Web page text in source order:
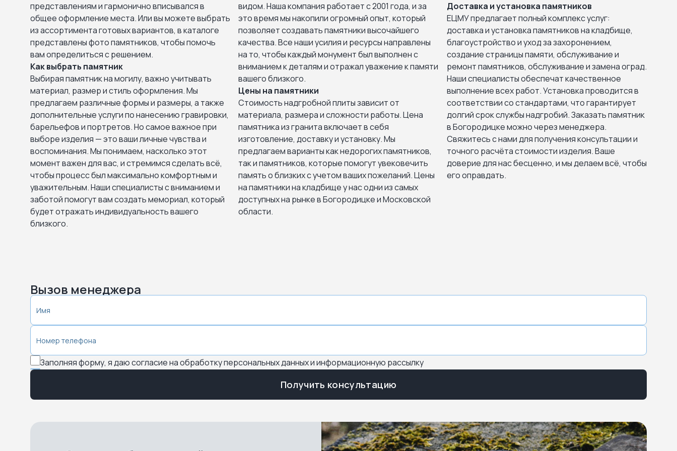
представлениям и гармонично вписывался в
общее оформление места. Или вы можете выбрать
из ассортимента готовых вариантов, в каталоге
представлены фото памятников, чтобы помочь
вам определиться с решением.
Как выбрать памятник
Выбирая памятник на могилу, важно учитывать
материал, размер и стиль оформления. Мы
предлагаем различные формы и размеры, а также
дополнительные услуги по нанесению гравировки,
барельефов и портретов. Но самое важное при
выборе изделия — это ваши личные чувства и
воспоминания. Мы понимаем, насколько этот
момент важен для вас, и стремимся сделать всё,
чтобы процесс был максимально комфортным и
уважительным. Наши специалисты с вниманием и
заботой помогут вам создать мемориал, который
будет отражать индивидуальность вашего
близкого.
видом. Наша компания работает с 2001 года, и за
это время мы накопили огромный опыт, который
позволяет создавать памятники высочайшего
качества. Все наши усилия и ресурсы направлены
на то, чтобы каждый монумент был выполнен с
вниманием к деталям и отражал уважение к памяти
вашего близкого.
Цены на памятники
Стоимость надгробной плиты зависит от
материала, размера и сложности работы. Цена
памятника из гранита включает в себя
изготовление, доставку и установку. Мы
предлагаем варианты как недорогих памятников,
так и памятников, которые помогут увековечить
память о близких с учетом ваших пожеланий. Цены
на памятники на кладбище у нас одни из самых
доступных на рынке в Богородицке и Московской
области.
Доставка и установка памятников
ЕЦМУ предлагает полный комплекс услуг:
доставка и установка памятников на кладбище,
благоустройство и уход за захоронением,
создание страницы памяти, обслуживание и
ремонт памятников, обслуживание и замена оград.
Наши специалисты обеспечат качественное
выполнение всех работ. Установка проводится в
соответствии со стандартами, что гарантирует
долгий срок службы надгробий. Заказать памятник
в Богородицке можно через менеджера.
Свяжитесь с нами для получения консультации и
точного расчёта стоимости изделия. Ваше
доверие для нас бесценно, и мы делаем всё, чтобы
его оправдать.
Вызов менеджера
Заполняя форму, я даю согласие на обработку персональных данных и информационную рассылку
Получить консультацию